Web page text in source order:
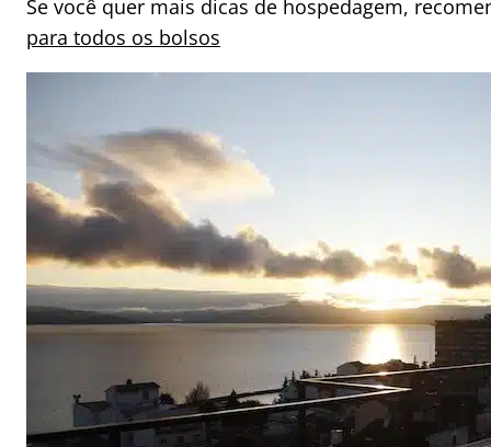
Se você quer mais dicas de hospedagem,
para todos os bolsos